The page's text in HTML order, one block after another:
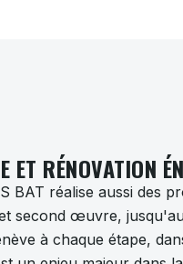
ET RÉNOVATION
BAT réalise aussi des
second œuvre,
à chaque étape,